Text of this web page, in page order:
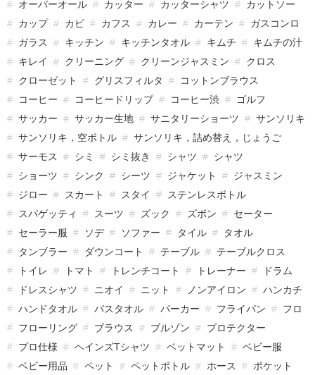
オーバーオール
カッター カッターシャツ
カットソー
カップ
カビ カフス カレー カーテン
ガスコンロ
ガラス
キッチン キッチンタオル キムチ
キムチの汁
キレイ
クリーニング クリーンジャスミン
クロス
クローゼット
グリスフィルタ
コットンブラウス
コーヒー
コーヒードリップ コーヒー渋
ゴルフ
サッカー
サッカー生地 サニタリーショーツ
サンソリキ
サンソリキ，空ボトル
サンソリキ，詰め替え，じょうご
サーモス
シミ シミ抜き シャツ
シャツ
ショーツ
シンク シーツ ジャケット
ジャスミン
ジロー
スカート スタイ
ステンレスボトル
スパゲッティ
スーツ ズック ズボン
セーター
セーラー服
ソデ ソファー タイル
タオル
タンブラー
ダウンコート テーブル
テーブルクロス
トイレ
トマト トレンチコート トレーナー
ドラム
ドレスシャツ
ニオイ ニット ノンアイロン
ハンカチ
ハンドタオル
バスタオル パーカー フライパン
フロ
フローリング
ブラウス ブルゾン
プロテクター
プロ仕様
ヘインズTシャツ ベットマット
ベビー服
ベビー用品
ペット ペットボトル ホース
ポケット